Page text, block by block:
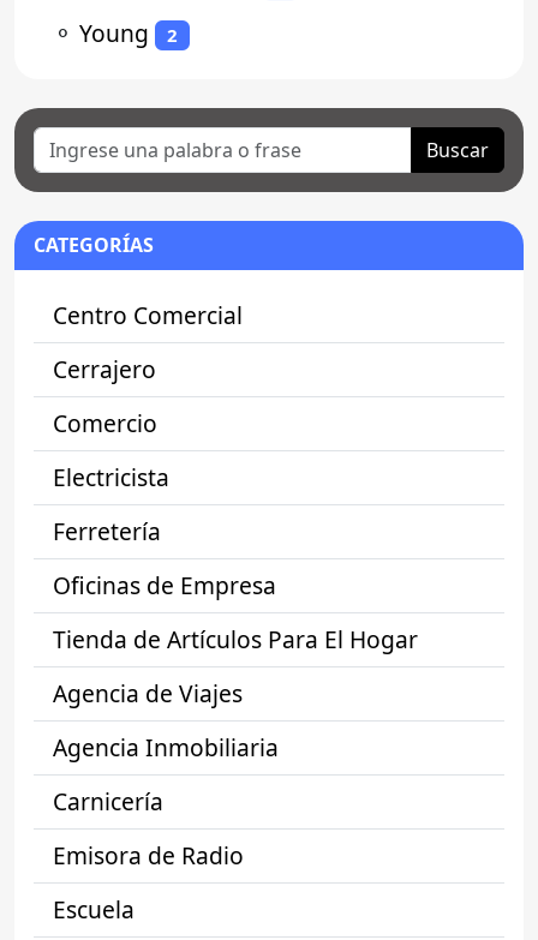
⚬ Young 2
Buscar
CATEGORÍAS
Centro Comercial
Cerrajero
Comercio
Electricista
Ferretería
Oficinas de Empresa
Tienda de Artículos Para El Hogar
Agencia de Viajes
Agencia Inmobiliaria
Carnicería
Emisora de Radio
Escuela